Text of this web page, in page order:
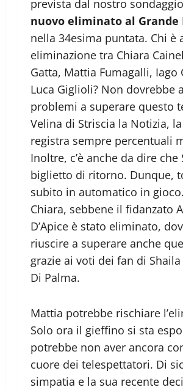
prevista dal nostro
nuovo eliminato al Grande
nella 34esima puntata. Chi è
eliminazione tra Chiara
Gatta, Mattia Fumagalli, Iago
Luca Giglioli? Non dovrebbe
problemi a superare questo
Velina di Striscia la Notizia,
registra sempre percentuali
Inoltre, c’è anche da dire che
biglietto di ritorno. Dunque,
subito in automatico in
Chiara, sebbene il fidanzato
D’Apice è stato eliminato,
riuscire a superare anche
grazie ai voti dei fan di
Di Palma.
Mattia potrebbe rischiare
Solo ora il gieffino si sta
potrebbe non aver ancora
cuore dei telespettatori. Di
simpatia e la sua recente